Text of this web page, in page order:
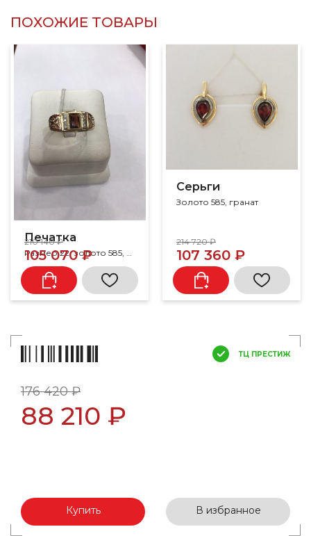
ПОХОЖИЕ ТОВАРЫ
Печатка
Размер 22, золото 585, гранат, фианит
210 140 ₽
105 070 ₽
Серьги
Золото 585, гранат
214 720 ₽
107 360 ₽
ТЦ ПРЕСТИЖ
176 420 ₽
88 210 ₽
Купить В избранное